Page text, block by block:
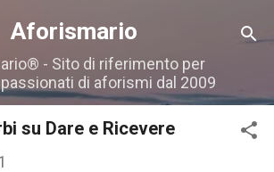
ai contenuti principali
Aforismario
- Sito di riferimento per
di aforismi dal 2009
su Dare e Ricevere